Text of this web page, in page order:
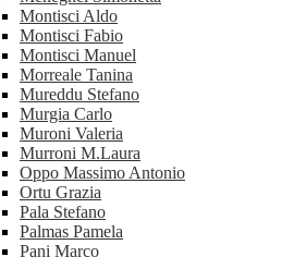
Montisci Aldo
Montisci Fabio
Montisci Manuel
Morreale Tanina
Mureddu Stefano
Murgia Carlo
Muroni Valeria
Murroni M.Laura
Oppo Massimo Antonio
Ortu Grazia
Pala Stefano
Palmas Pamela
Pani Marco